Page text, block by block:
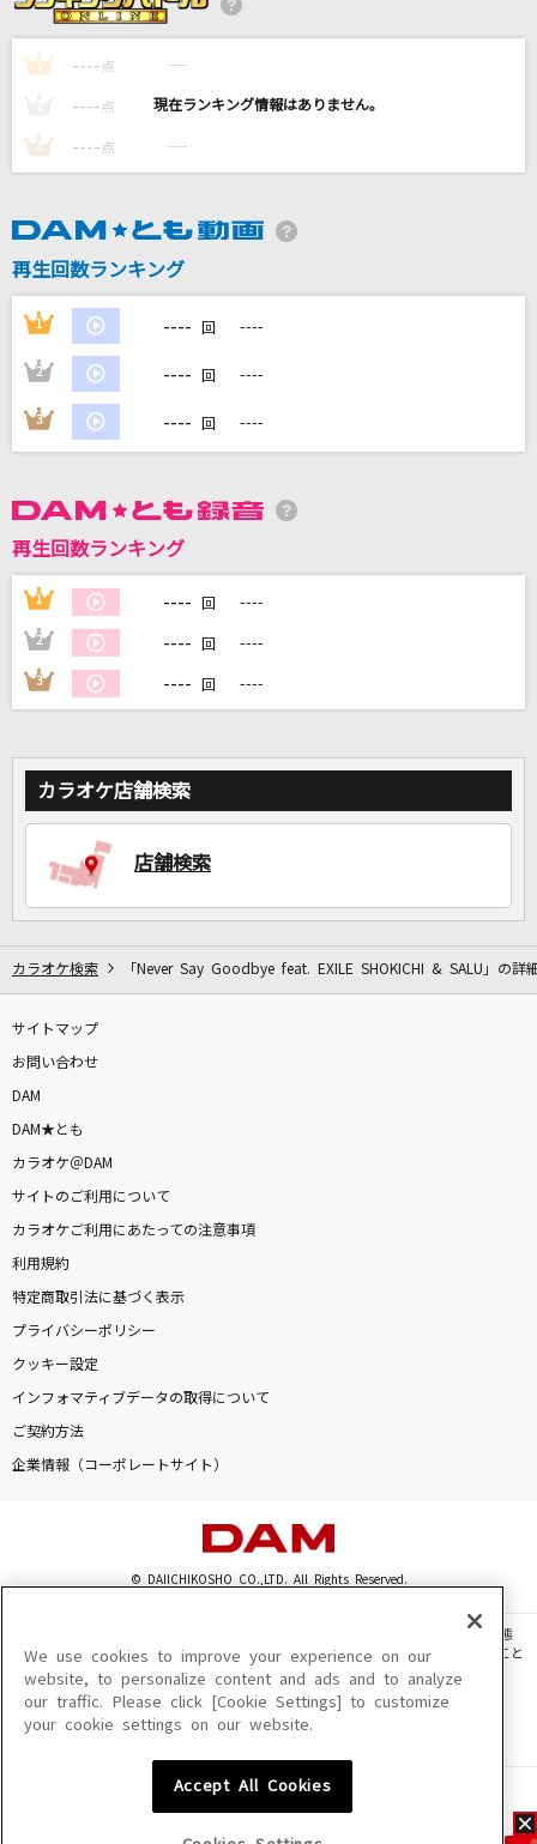
Eight feat.初音ミク
[生音]ビンテージ
Official髭男dism
フリィダム ロリィタ
TULIP(チューリップ)
I LOVE...
Official髭男dism
アイワナムチュー feat. asmi,すりぃ
divine intervention
fhana
DAMの新曲・ランキングなど
カラオケをもっと楽しもう！
自宅でカラオケ歌い放題！
1 ---- 点 ----
---- 点 ----
3 ---- 点 ----
再生回数ランキング
1 ---- 回 ----
2 ---- 回 ----
3 ---- 回 ----
再生回数ランキング
1 ---- 回 ----
2 ---- 回 ----
3 ---- 回 ----
カラオケ店舗検索
店舗検索
カラオケ検索 「Never Say Goodbye feat. EXILE SHOKICHI & SALU」の詳
サイトマップ
お問い合わせ
DAM
DAM★とも
カラオケ＠DAM
サイトのご利用について
カラオケご利用にあたっての注意事項
利用規約
特定商取引法に基づく表示
プライバシーポリシー
クッキー設定
インフォマティブデータの取得について
ご契約方法
企業情報（コーポレートサイト）
© DAIICHIKOSHO CO.,LTD. All Rights Reserved.
このサイトに掲載されている一切の文章・画像・写真・動画・音声等を、手段や形態
を問わず、著作権法の定める範囲を超えて無断で複製、転載、ファイル化などすること
を禁じます。
楽曲及びコンテンツは、機種によりご利用いただけない場合があります。
楽曲及びコンテンツの配信日、配信内容が変更になる場合があります。
We use cookies to improve your experience on our
website, to personalize content and ads and to analyze
our traffic. Please click [Cookie Settings] to customize
your cookie settings on our website.
Accept All Cookies